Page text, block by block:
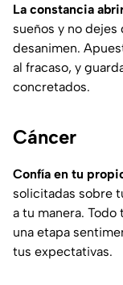
La constancia
sueños y no
desanimen.
al fracaso, y
concretados.
Cáncer
Confía en tu
solicitadas sobre
a tu manera. Todo
una etapa
tus expectativas.